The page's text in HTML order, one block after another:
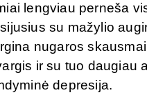
lengviau perneša
su mažylio
nugaros
ir su tuo daugiau
depresija.